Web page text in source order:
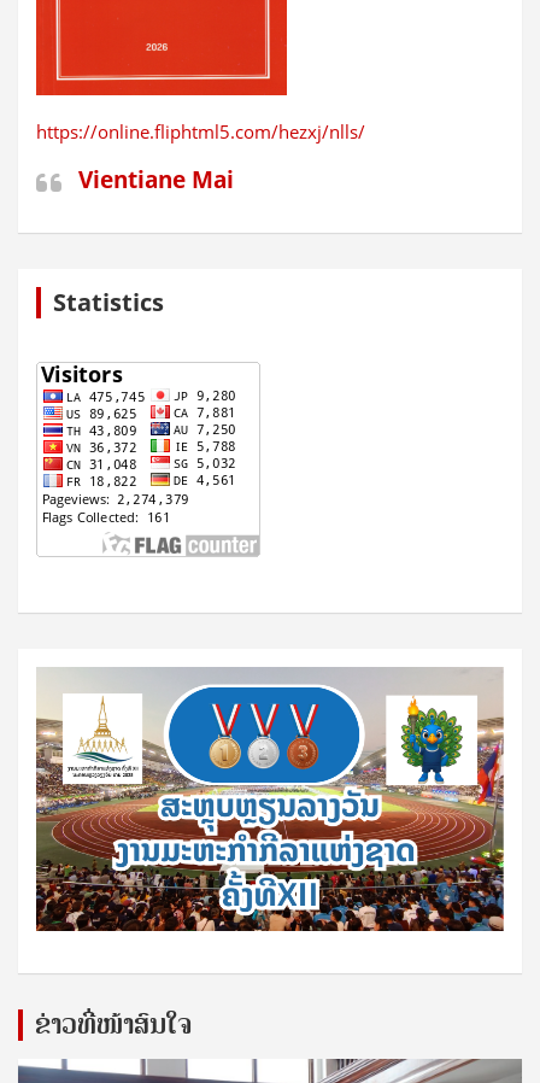
https://online.fliphtml5.com/hezxj/nlls/
Vientiane Mai
Statistics
ຂ່າວທີ່ໜ້າສົນໃຈ